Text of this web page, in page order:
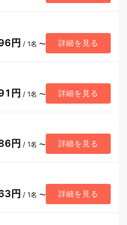
円 / 1名 〜 詳細を見る
円 / 1名 〜 詳細を見る
円 / 1名 〜 詳細を見る
円 / 1名 〜 詳細を見る